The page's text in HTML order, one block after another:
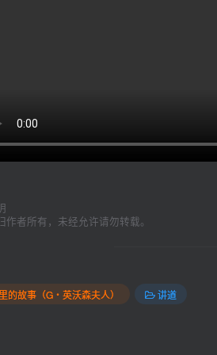
作者所有，未经允许请勿转载。
的故事（G‧英沃森夫人） 讲道